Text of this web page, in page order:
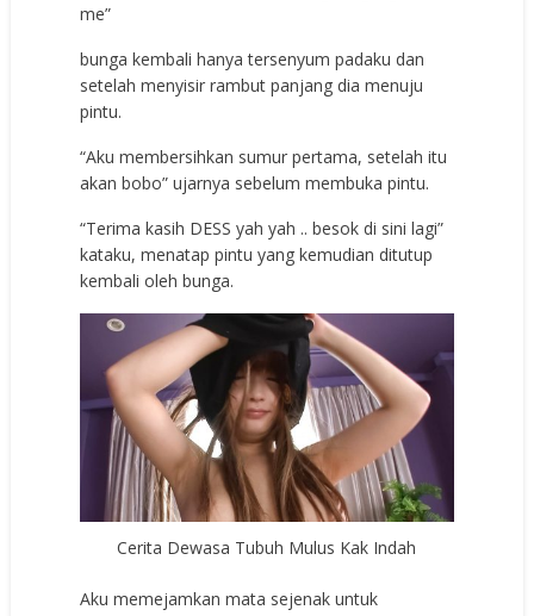
me”
bunga kembali hanya tersenyum padaku dan
setelah menyisir rambut panjang dia menuju
pintu.
“Aku membersihkan sumur pertama, setelah itu
akan bobo” ujarnya sebelum membuka pintu.
“Terima kasih DESS yah yah .. besok di sini lagi”
kataku, menatap pintu yang kemudian ditutup
kembali oleh bunga.
Cerita Dewasa Tubuh Mulus Kak Indah
Aku memejamkan mata sejenak untuk